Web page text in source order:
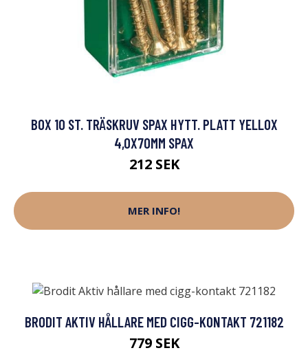
BOX 10 ST. TRÄSKRUV SPAX HYTT. PLATT YELLOX
4,0X70MM SPAX
212 SEK
MER INFO!
BRODIT AKTIV HÅLLARE MED CIGG-KONTAKT 721182
779 SEK